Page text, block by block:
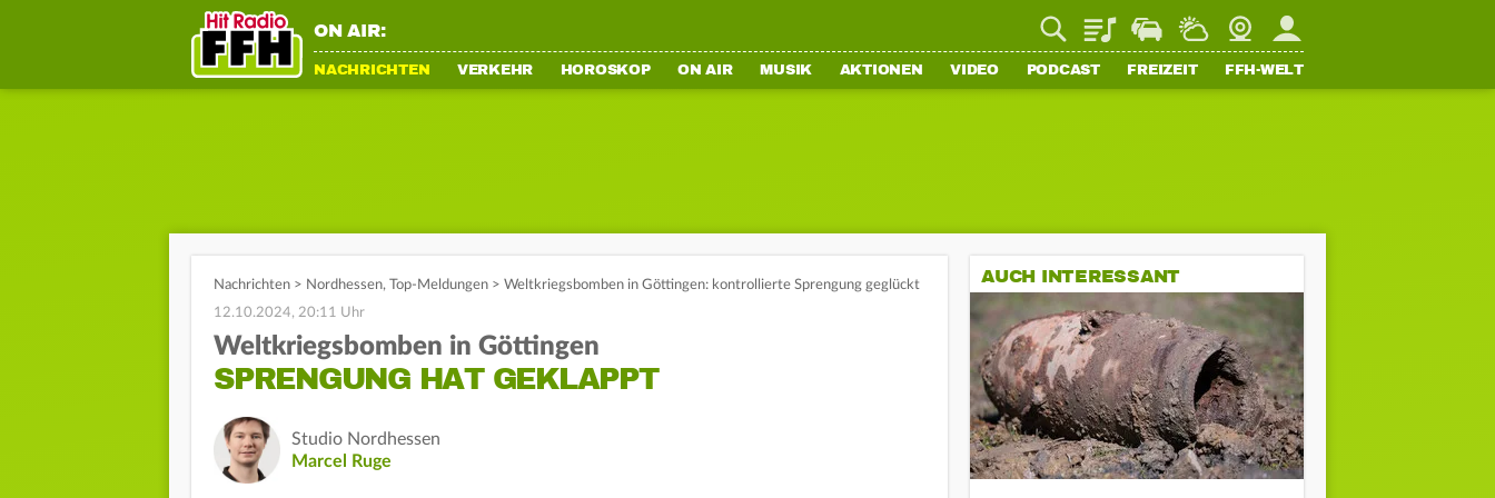
ON AIR: PlaylistStaupilotWetterWebcamMein FFH
NACHRICHTEN VERKEHR HOROSKOP ON AIR MUSIK AKTIONEN VIDEO PODCAST FREIZEIT FFH-WELT
Nachrichten > Nordhessen, Top-Meldungen > Weltkriegsbomben in Göttingen: kontrollierte Sprengung geglückt
12.10.2024, 20:11 Uhr
Weltkriegsbomben in Göttingen
SPRENGUNG HAT GEKLAPPT
Studio Nordhessen
Marcel Ruge
AUCH INTERESSANT